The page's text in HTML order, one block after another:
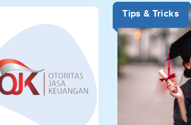
Tips & Tricks